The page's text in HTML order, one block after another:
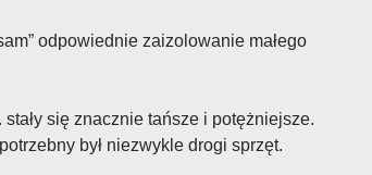
odpowiednie zaizolowanie małego
się znacznie tańsze i potężniejsze.
był niezwykle drogi sprzęt.